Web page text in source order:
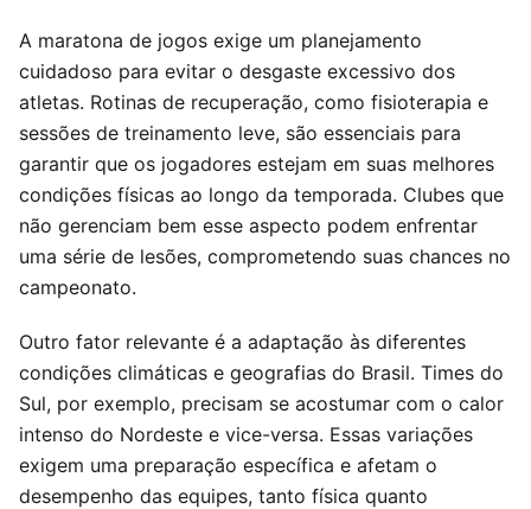
A maratona de jogos exige um planejamento
cuidadoso para evitar o desgaste excessivo dos
atletas. Rotinas de recuperação, como fisioterapia e
sessões de treinamento leve, são essenciais para
garantir que os jogadores estejam em suas melhores
condições físicas ao longo da temporada. Clubes que
não gerenciam bem esse aspecto podem enfrentar
uma série de lesões, comprometendo suas chances no
campeonato.
Outro fator relevante é a adaptação às diferentes
condições climáticas e geografias do Brasil. Times do
Sul, por exemplo, precisam se acostumar com o calor
intenso do Nordeste e vice-versa. Essas variações
exigem uma preparação específica e afetam o
desempenho das equipes, tanto física quanto